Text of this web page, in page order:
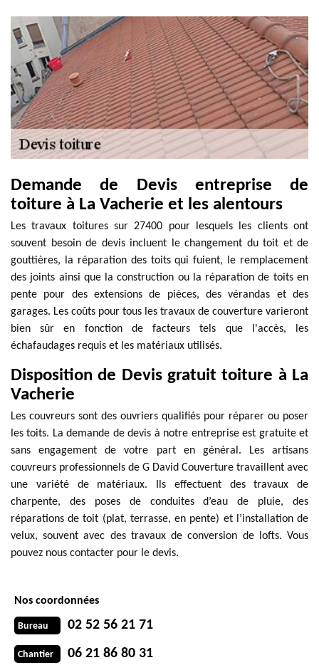
Demande de Devis entreprise de
toiture à La Vacherie et les alentours
Les travaux toitures sur 27400 pour lesquels les clients ont
souvent besoin de devis incluent le changement du toit et de
gouttières, la réparation des toits qui fuient, le remplacement
des joints ainsi que la construction ou la réparation de toits en
pente pour des extensions de pièces, des vérandas et des
garages. Les coûts pour tous les travaux de couverture varieront
bien sûr en fonction de facteurs tels que l'accès, les
échafaudages requis et les matériaux utilisés.
Disposition de Devis gratuit toiture à La
Vacherie
Les couvreurs sont des ouvriers qualifiés pour réparer ou poser
les toits. La demande de devis à notre entreprise est gratuite et
sans engagement de votre part en général. Les artisans
couvreurs professionnels de G David Couverture travaillent avec
une variété de matériaux. Ils effectuent des travaux de
charpente, des poses de conduites d’eau de pluie, des
réparations de toit (plat, terrasse, en pente) et l’installation de
velux, souvent avec des travaux de conversion de lofts. Vous
pouvez nous contacter pour le devis.
Nos coordonnées
Bureau 02 52 56 21 71
Chantier 06 21 86 80 31